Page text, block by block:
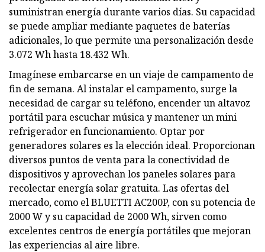
suministran energía durante varios días. Su capacidad
se puede ampliar mediante paquetes de baterías
adicionales, lo que permite una personalización desde
3.072 Wh hasta 18.432 Wh.
Imagínese embarcarse en un viaje de campamento de
fin de semana. Al instalar el campamento, surge la
necesidad de cargar su teléfono, encender un altavoz
portátil para escuchar música y mantener un mini
refrigerador en funcionamiento. Optar por
generadores solares es la elección ideal. Proporcionan
diversos puntos de venta para la conectividad de
dispositivos y aprovechan los paneles solares para
recolectar energía solar gratuita. Las ofertas del
mercado, como el BLUETTI AC200P, con su potencia de
2000 W y su capacidad de 2000 Wh, sirven como
excelentes centros de energía portátiles que mejoran
las experiencias al aire libre.